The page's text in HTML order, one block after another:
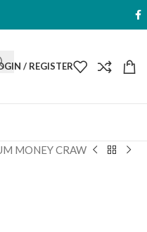
/ REGISTER
MONEY CRAW